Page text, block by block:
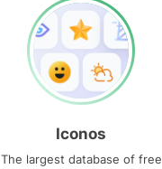
Iconos
The largest database of free